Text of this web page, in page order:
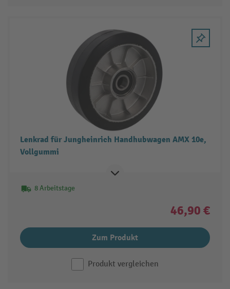
Lenkrad für Jungheinrich Handhubwagen AMX 10e,
Vollgummi
8 Arbeitstage
46,90 €
Zum Produkt
Produkt vergleichen